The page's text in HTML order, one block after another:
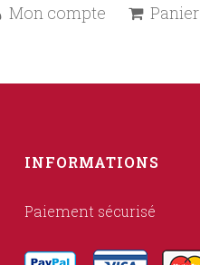
Mon compte Panier
INFORMATIONS
Paiement sécurisé